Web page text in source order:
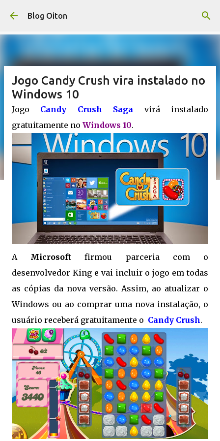
Pular para o conteúdo principal
Blog Oiton
Jogo Candy Crush vira instalado no
Windows 10
Jogo Candy Crush Saga virá instalado
gratuitamente no Windows 10.
A Microsoftfirmou parceria com o
desenvolvedor King e vai incluir o jogo em todas
as cópias da nova versão. Assim, ao atualizar o
Windows ou ao comprar uma nova instalação, o
usuário receberá gratuitamente o Candy Crush.